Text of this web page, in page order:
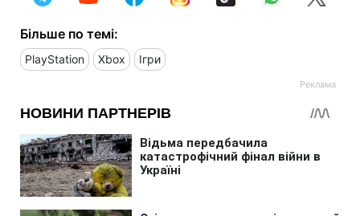
Більше по темі:
PlayStation Xbox Ігри